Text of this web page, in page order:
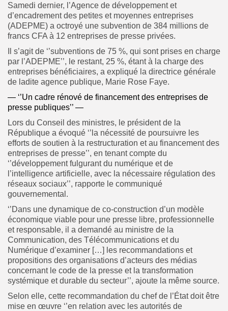
Samedi dernier, l’Agence de développement et
d’encadrement des petites et moyennes entreprises
(ADEPME) a octroyé une subvention de 384 millions de
francs CFA à 12 entreprises de presse privées.
Il s’agit de ‘’subventions de 75 %, qui sont prises en charge
par l’ADEPME’’, le restant, 25 %, étant à la charge des
entreprises bénéficiaires, a expliqué la directrice générale
de ladite agence publique, Marie Rose Faye.
— ‘’Un cadre rénové de financement des entreprises de
presse publiques’’ —
Lors du Conseil des ministres, le président de la
République a évoqué ‘’la nécessité de poursuivre les
efforts de soutien à la restructuration et au financement des
entreprises de presse’’, en tenant compte du
‘’développement fulgurant du numérique et de
l’intelligence artificielle, avec la nécessaire régulation des
réseaux sociaux’’, rapporte le communiqué
gouvernemental.
‘’Dans une dynamique de co-construction d’un modèle
économique viable pour une presse libre, professionnelle
et responsable, il a demandé au ministre de la
Communication, des Télécommunications et du
Numérique d’examiner […] les recommandations et
propositions des organisations d’acteurs des médias
concernant le code de la presse et la transformation
systémique et durable du secteur’’, ajoute la même source.
Selon elle, cette recommandation du chef de l’État doit être
mise en œuvre ‘’en relation avec les autorités de